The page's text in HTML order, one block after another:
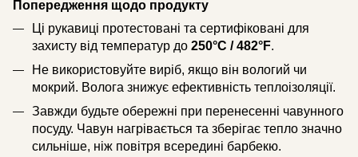
Попередження щодо продукту
Ці рукавиці протестовані та сертифіковані для
захисту від температур до 250°C / 482°F.
Не використовуйте виріб, якщо він вологий чи
мокрий. Волога знижує ефективність теплоізоляції.
Завжди будьте обережні при перенесенні чавунного
посуду. Чавун нагрівається та зберігає тепло значно
сильніше, ніж повітря всередині барбекю.